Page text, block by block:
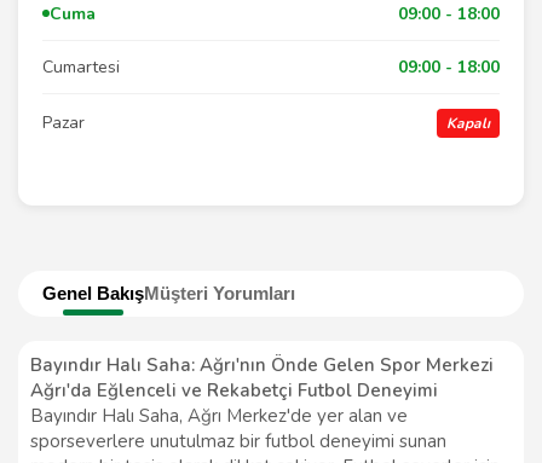
Genel BakışMüşteri Yorumları
Bayındır Halı Saha: Ağrı'nın Önde Gelen Spor Merkezi
Ağrı'da Eğlenceli ve Rekabetçi Futbol Deneyimi
Bayındır Halı Saha, Ağrı Merkez'de yer alan ve
sporseverlere unutulmaz bir futbol deneyimi sunan
Cuma 09:00 - 18:00
Cumartesi 09:00 - 18:00
Pazar Kapalı